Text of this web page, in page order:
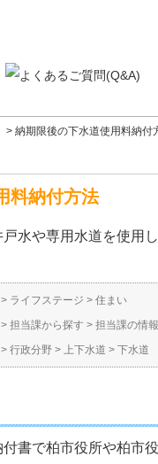
> 納期限後の下水道使用料納付
料納付方法
水や専用水道を使用
> ライフステージ > 住まい
> 担当課から探す > 担当課の情
> 行政分野 > 上下水道 > 下水道
書で柏市役所や柏市